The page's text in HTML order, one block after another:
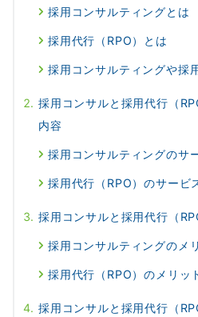
採用コンサルティングとは
採用代行（RPO）とは
採用コンサルティングや採
採用コンサルと採用代行（
内容
採用コンサルティングのサ
採用代行（RPO）のサービ
採用コンサルと採用代行（
採用コンサルティングのメ
採用代行（RPO）のメリッ
採用コンサルと採用代行（